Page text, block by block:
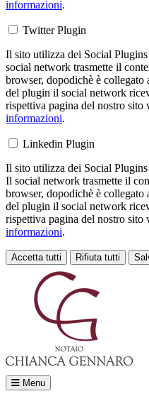
informazioni.
Twitter Plugin
Il sito utilizza dei Social
social network trasmette il
browser, dopodichè è
del plugin il social network
rispettiva pagina del nostro sito
informazioni.
Linkedin Plugin
Il sito utilizza dei Social
Il social network trasmette il
browser, dopodichè è
del plugin il social network
rispettiva pagina del nostro sito
informazioni.
Accetta tutti Rifiuta tutti
Menu